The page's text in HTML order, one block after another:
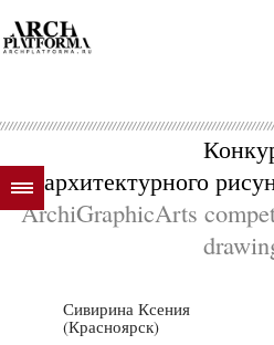
архитектурного
ArchiGraphicArts
Сивирина Ксения
(Красноярск)